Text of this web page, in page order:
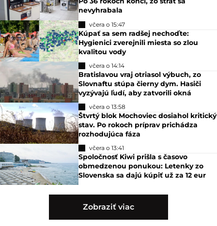
nevyhrabala
včera o 15:47
Kúpať sa sem radšej nechoďte:
Hygienici zverejnili miesta so zlou
kvalitou vody
včera o 14:14
Bratislavou vraj otriasol výbuch, zo
Slovnaftu stúpa čierny dym. Hasiči
vyzývajú ľudí, aby zatvorili okná
včera o 13:58
Štvrtý blok Mochoviec dosiahol kritický
stav. Po rokoch príprav prichádza
rozhodujúca fáza
včera o 13:41
Spoločnosť Kiwi prišla s časovo
obmedzenou ponukou: Letenky zo
Slovenska sa dajú kúpiť už za 12 eur
Zobraziť viac